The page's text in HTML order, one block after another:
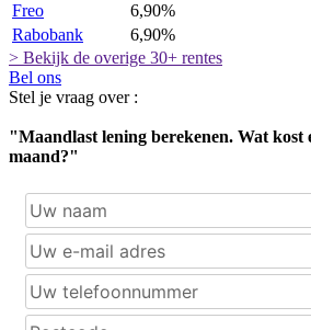
Freo
6,90%
Rabobank
6,90%
> Bekijk de overige 30+ rentes
Bel ons
Stel je vraag over :
"Maandlast lening berekenen. Wat kost
maand?"